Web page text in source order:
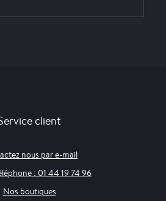
client
nous par e-mail
: 01 44 19 74 96
Nos boutiques